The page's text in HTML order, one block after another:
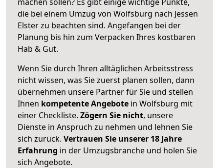
die bei einem Umzug von Wolfsburg nach Jessen
Elster zu beachten sind. Angefangen bei der
Planung bis hin zum Verpacken Ihres kostbaren
Hab & Gut.
Wenn Sie durch Ihren alltäglichen Arbeitsstress
nicht wissen, was Sie zuerst planen sollen, dann
übernehmen unsere Partner für Sie und stellen
Ihnen kompetente Angebote in Wolfsburg mit
einer Checkliste. Zögern Sie nicht, unsere
Dienste in Anspruch zu nehmen und lehnen Sie
sich zurück. Vertrauen Sie unserer 18 Jahre
Erfahrung in der Umzugsbranche und holen Sie
sich Angebote.